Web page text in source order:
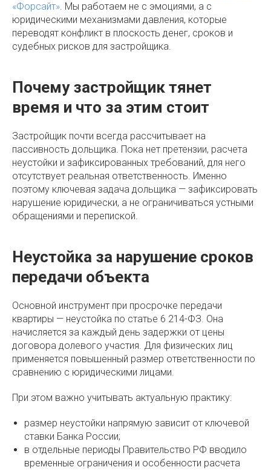
«Форсайт». Мы работаем не с эмоциями, а с
юридическими механизмами давления, которые
переводят конфликт в плоскость денег, сроков и
судебных рисков для застройщика.
Почему застройщик тянет
время и что за этим стоит
Застройщик почти всегда рассчитывает на
пассивность дольщика. Пока нет претензии, расчета
неустойки и зафиксированных требований, для него
отсутствует реальная ответственность. Именно
поэтому ключевая задача дольщика — зафиксировать
нарушение юридически, а не ограничиваться устными
обращениями и перепиской.
Неустойка за нарушение сроков
передачи объекта
Основной инструмент при просрочке передачи
квартиры — неустойка по статье 6 214-ФЗ. Она
начисляется за каждый день задержки от цены
договора долевого участия. Для физических лиц
применяется повышенный размер ответственности по
сравнению с юридическими лицами.
При этом важно учитывать актуальную практику:
размер неустойки напрямую зависит от ключевой
ставки Банка России;
в отдельные периоды Правительство РФ вводило
временные ограничения и особенности расчета